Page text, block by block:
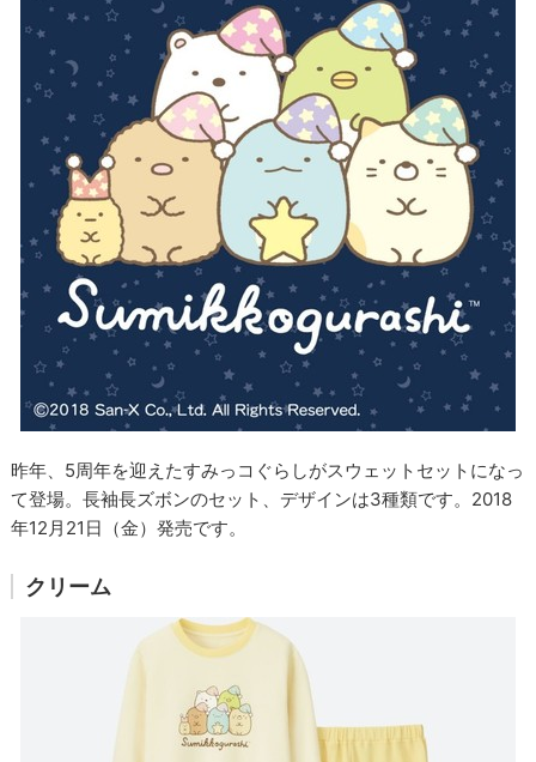
昨年、5周年を迎えたすみっコぐらしがスウェットセットになっ
て登場。長袖長ズボンのセット、デザインは3種類です。2018
年12月21日（金）発売です。
クリーム